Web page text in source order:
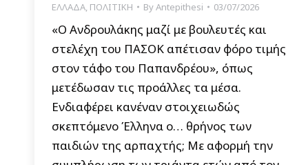
ΕΛΛΑΔΑ, ΠΟΛΙΤΙΚΗ ByAntepithesi 03/07/2026
«Ο Ανδρουλάκης μαζί με βουλευτές και
στελέχη του ΠΑΣΟΚ απέτισαν φόρο τιμής
στον τάφο του Παπανδρέου», όπως
μετέδωσαν τις προάλλες τα μέσα.
Ενδιαφέρει κανέναν στοιχειωδώς
σκεπτόμενο Έλληνα ο… θρήνος των
παιδιών της αρπαχτής; Με αφορμή την